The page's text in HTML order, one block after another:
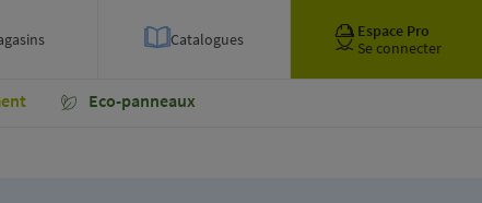
Catalogues
Espace Pro
Se connecter
Eco-panneaux